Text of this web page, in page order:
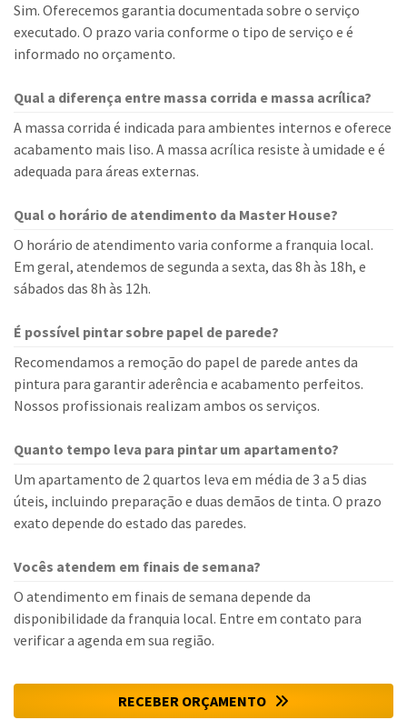
Sim. Oferecemos garantia documentada sobre o serviço
executado. O prazo varia conforme o tipo de serviço e é
informado no orçamento.
Qual a diferença entre massa corrida e massa acrílica?
A massa corrida é indicada para ambientes internos e oferece
acabamento mais liso. A massa acrílica resiste à umidade e é
adequada para áreas externas.
Qual o horário de atendimento da Master House?
O horário de atendimento varia conforme a franquia local.
Em geral, atendemos de segunda a sexta, das 8h às 18h, e
sábados das 8h às 12h.
É possível pintar sobre papel de parede?
Recomendamos a remoção do papel de parede antes da
pintura para garantir aderência e acabamento perfeitos.
Nossos profissionais realizam ambos os serviços.
Quanto tempo leva para pintar um apartamento?
Um apartamento de 2 quartos leva em média de 3 a 5 dias
úteis, incluindo preparação e duas demãos de tinta. O prazo
exato depende do estado das paredes.
Vocês atendem em finais de semana?
O atendimento em finais de semana depende da
disponibilidade da franquia local. Entre em contato para
verificar a agenda em sua região.
RECEBER ORÇAMENTO